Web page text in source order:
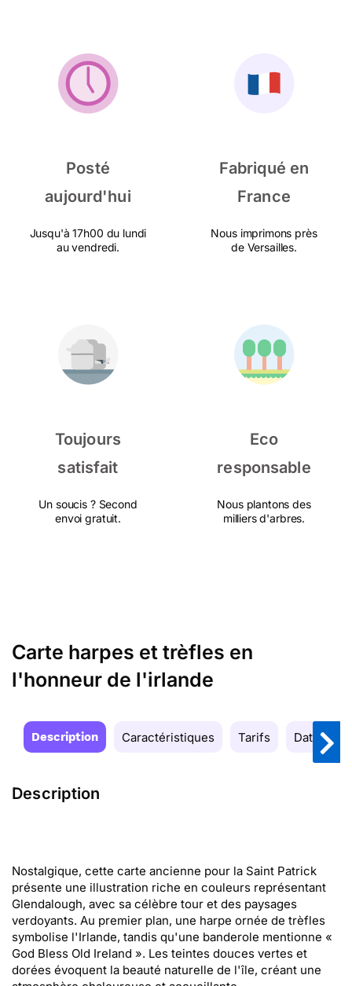
Posté
aujourd'hui
Jusqu'à 17h00 du lundi
au vendredi.
Fabriqué en
France
Nous imprimons près
de Versailles.
Toujours
satisfait
Un soucis ? Second
envoi gratuit.
Eco
responsable
Nous plantons des
milliers d'arbres.
Carte harpes et trèfles en
l'honneur de l'irlande
Description Caractéristiques Tarifs Date de
Description
Nostalgique, cette carte ancienne pour la Saint Patrick
présente une illustration riche en couleurs représentant
Glendalough, avec sa célèbre tour et des paysages
verdoyants. Au premier plan, une harpe ornée de trèfles
symbolise l'Irlande, tandis qu'une banderole mentionne «
God Bless Old Ireland ». Les teintes douces vertes et
dorées évoquent la beauté naturelle de l'île, créant une